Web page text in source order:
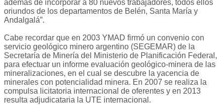
además de incorporar a 80 nuevos trabajadores, todos ellos
oriundos de los departamentos de Belén, Santa María y
Andalgalá”.
Cabe recordar que en 2003 YMAD firmó un convenio con
servicio geológico minero argentino (SEGEMAR) de la
Secretaría de Minería del Ministerio de Planificación Federal,
para efectuar un informe evaluación geológico-minera de las
mineralizaciones, en el cual se descubre la yacencia de
minerales con potencialidad minera. En 2007 se realiza la
compulsa licitatoria internacional de oferentes y en 2013
resulta adjudicataria la UTE internacional.